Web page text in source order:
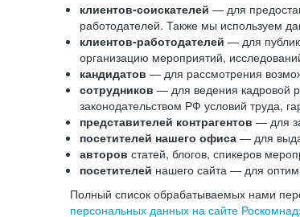
клиентов-соискателей — для
работодателей. Также мы используем
клиентов-работодателей — для
организацию мероприятий,
кандидатов — для рассмотрения
сотрудников — для ведения кадровой
законодательством РФ условий труда,
представителей контрагентов — для
посетителей нашего офиса — для
авторов статей, блогов, спикеров
посетителей нашего сайта — для
Полный список обрабатываемых нами
персональных данных на сайте